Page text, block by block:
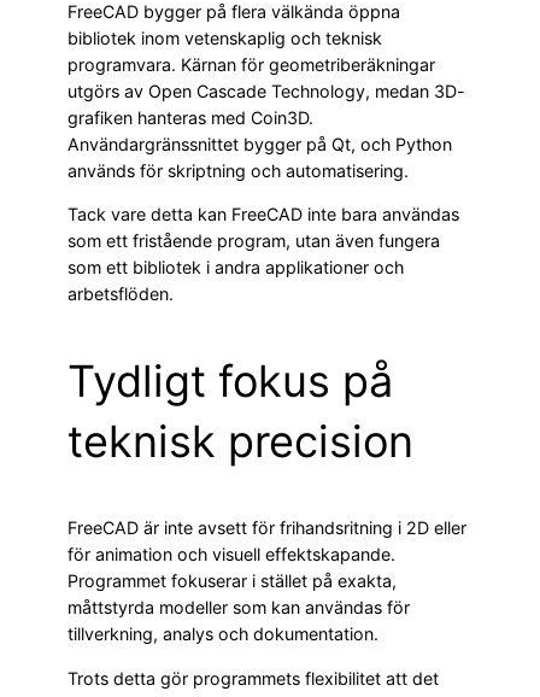
FreeCAD bygger på flera välkända öppna
bibliotek inom vetenskaplig och teknisk
programvara. Kärnan för geometriberäkningar
utgörs av Open Cascade Technology, medan 3D-
grafiken hanteras med Coin3D.
Användargränssnittet bygger på Qt, och Python
används för skriptning och automatisering.
Tack vare detta kan FreeCAD inte bara användas
som ett fristående program, utan även fungera
som ett bibliotek i andra applikationer och
arbetsflöden.
Tydligt fokus på
teknisk precision
FreeCAD är inte avsett för frihandsritning i 2D eller
för animation och visuell effektskapande.
Programmet fokuserar i stället på exakta,
måttstyrda modeller som kan användas för
tillverkning, analys och dokumentation.
Trots detta gör programmets flexibilitet att det